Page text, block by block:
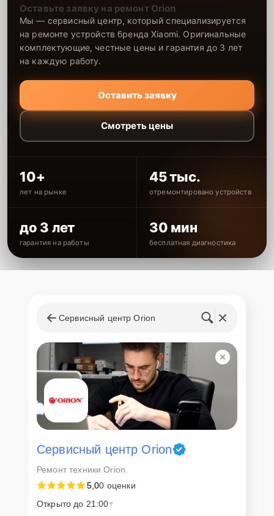
Оставьте заявку на ремонт Orion
Мы — сервисный центр, который специализируется
на ремонте устройств бренда Xiaomi. Оригинальные
комплектующие, честные цены и гарантия до 3 лет
на каждую работу.
Оставить заявку
Смотреть цены
10+
лет на рынке
45 тыс.
отремонтировано устройств
до 3 лет
гарантия на работы
30 мин
бесплатная диагностика
Сервисный центр Orion
Сервисный центр Orion
Ремонт техники Orion
5,00 оценки
Открыто до 21:00